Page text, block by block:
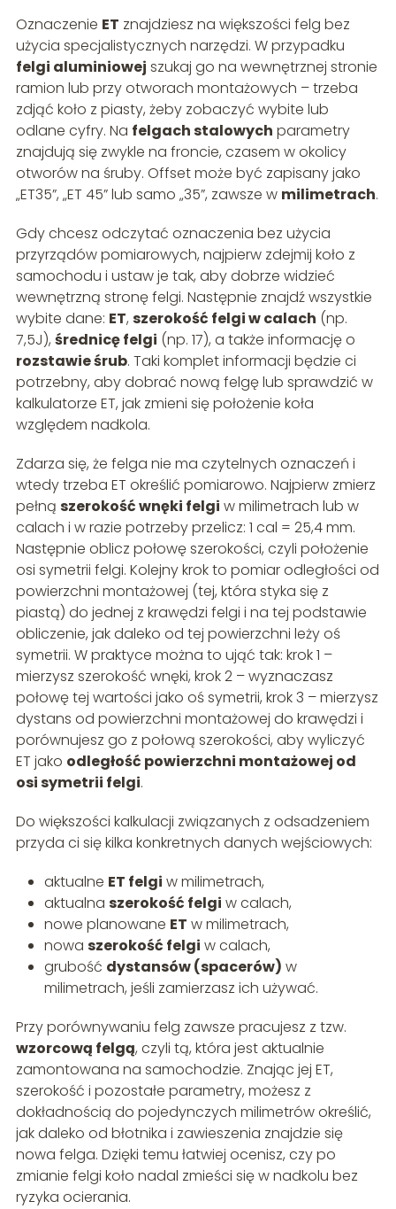
Oznaczenie ET znajdziesz na większości felg bez
użycia specjalistycznych narzędzi. W przypadku
felgi aluminiowej szukaj go na wewnętrznej stronie
ramion lub przy otworach montażowych – trzeba
zdjąć koło z piasty, żeby zobaczyć wybite lub
odlane cyfry. Na felgach stalowych parametry
znajdują się zwykle na froncie, czasem w okolicy
otworów na śruby. Offset może być zapisany jako
„ET35”, „ET 45” lub samo „35”, zawsze w milimetrach.
Gdy chcesz odczytać oznaczenia bez użycia
przyrządów pomiarowych, najpierw zdejmij koło z
samochodu i ustaw je tak, aby dobrze widzieć
wewnętrzną stronę felgi. Następnie znajdź wszystkie
wybite dane: ET, szerokość felgi w calach (np.
7,5J), średnicę felgi (np. 17), a także informację o
rozstawie śrub. Taki komplet informacji będzie ci
potrzebny, aby dobrać nową felgę lub sprawdzić w
kalkulatorze ET, jak zmieni się położenie koła
względem nadkola.
Zdarza się, że felga nie ma czytelnych oznaczeń i
wtedy trzeba ET określić pomiarowo. Najpierw zmierz
pełną szerokość wnęki felgi w milimetrach lub w
calach i w razie potrzeby przelicz: 1 cal = 25,4 mm.
Następnie oblicz połowę szerokości, czyli położenie
osi symetrii felgi. Kolejny krok to pomiar odległości od
powierzchni montażowej (tej, która styka się z
piastą) do jednej z krawędzi felgi i na tej podstawie
obliczenie, jak daleko od tej powierzchni leży oś
symetrii. W praktyce można to ująć tak: krok 1 –
mierzysz szerokość wnęki, krok 2 – wyznaczasz
połowę tej wartości jako oś symetrii, krok 3 – mierzysz
dystans od powierzchni montażowej do krawędzi i
porównujesz go z połową szerokości, aby wyliczyć
ET jako odległość powierzchni montażowej od
osi symetrii felgi.
Do większości kalkulacji związanych z odsadzeniem
przyda ci się kilka konkretnych danych wejściowych:
aktualne ET felgi w milimetrach,
aktualna szerokość felgi w calach,
nowe planowane ET w milimetrach,
nowa szerokość felgi w calach,
grubość dystansów (spacerów) w
milimetrach, jeśli zamierzasz ich używać.
Przy porównywaniu felg zawsze pracujesz z tzw.
wzorcową felgą, czyli tą, która jest aktualnie
zamontowana na samochodzie. Znając jej ET,
szerokość i pozostałe parametry, możesz z
dokładnością do pojedynczych milimetrów określić,
jak daleko od błotnika i zawieszenia znajdzie się
nowa felga. Dzięki temu łatwiej ocenisz, czy po
zmianie felgi koło nadal zmieści się w nadkolu bez
ryzyka ocierania.